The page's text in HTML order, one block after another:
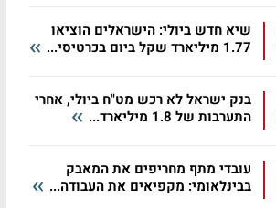
שיא חדש ביולי: הישראלים הוציאו
1.77 מיליארד שקל ביום בכרטיסי...
בנק ישראל לא רכש מט"ח ביולי, אחרי
התערבות של 1.8 מיליארד...
עובדי מתף מחריפים את המאבק
בבינלאומי: מקפיאים את העבודה...